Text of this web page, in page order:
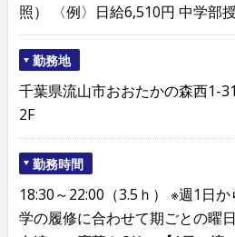
照） 〈例〉日給6,510円 中学部
勤務地
千葉県流山市おおたかの森西1-
2F
勤務時間
18:30～22:00（3.5ｈ） ※週1日
学の履修に合わせて期ごとの曜